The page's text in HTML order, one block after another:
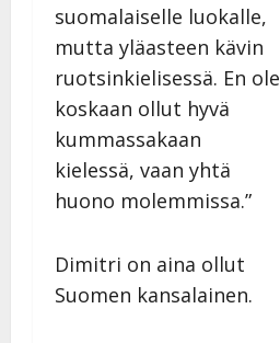
suomalaiselle luokalle,
mutta yläasteen kävin
ruotsinkielisessä. En ole
koskaan ollut hyvä
kummassakaan
kielessä, vaan yhtä
huono molemmissa.”
Dimitri on aina ollut
Suomen kansalainen.